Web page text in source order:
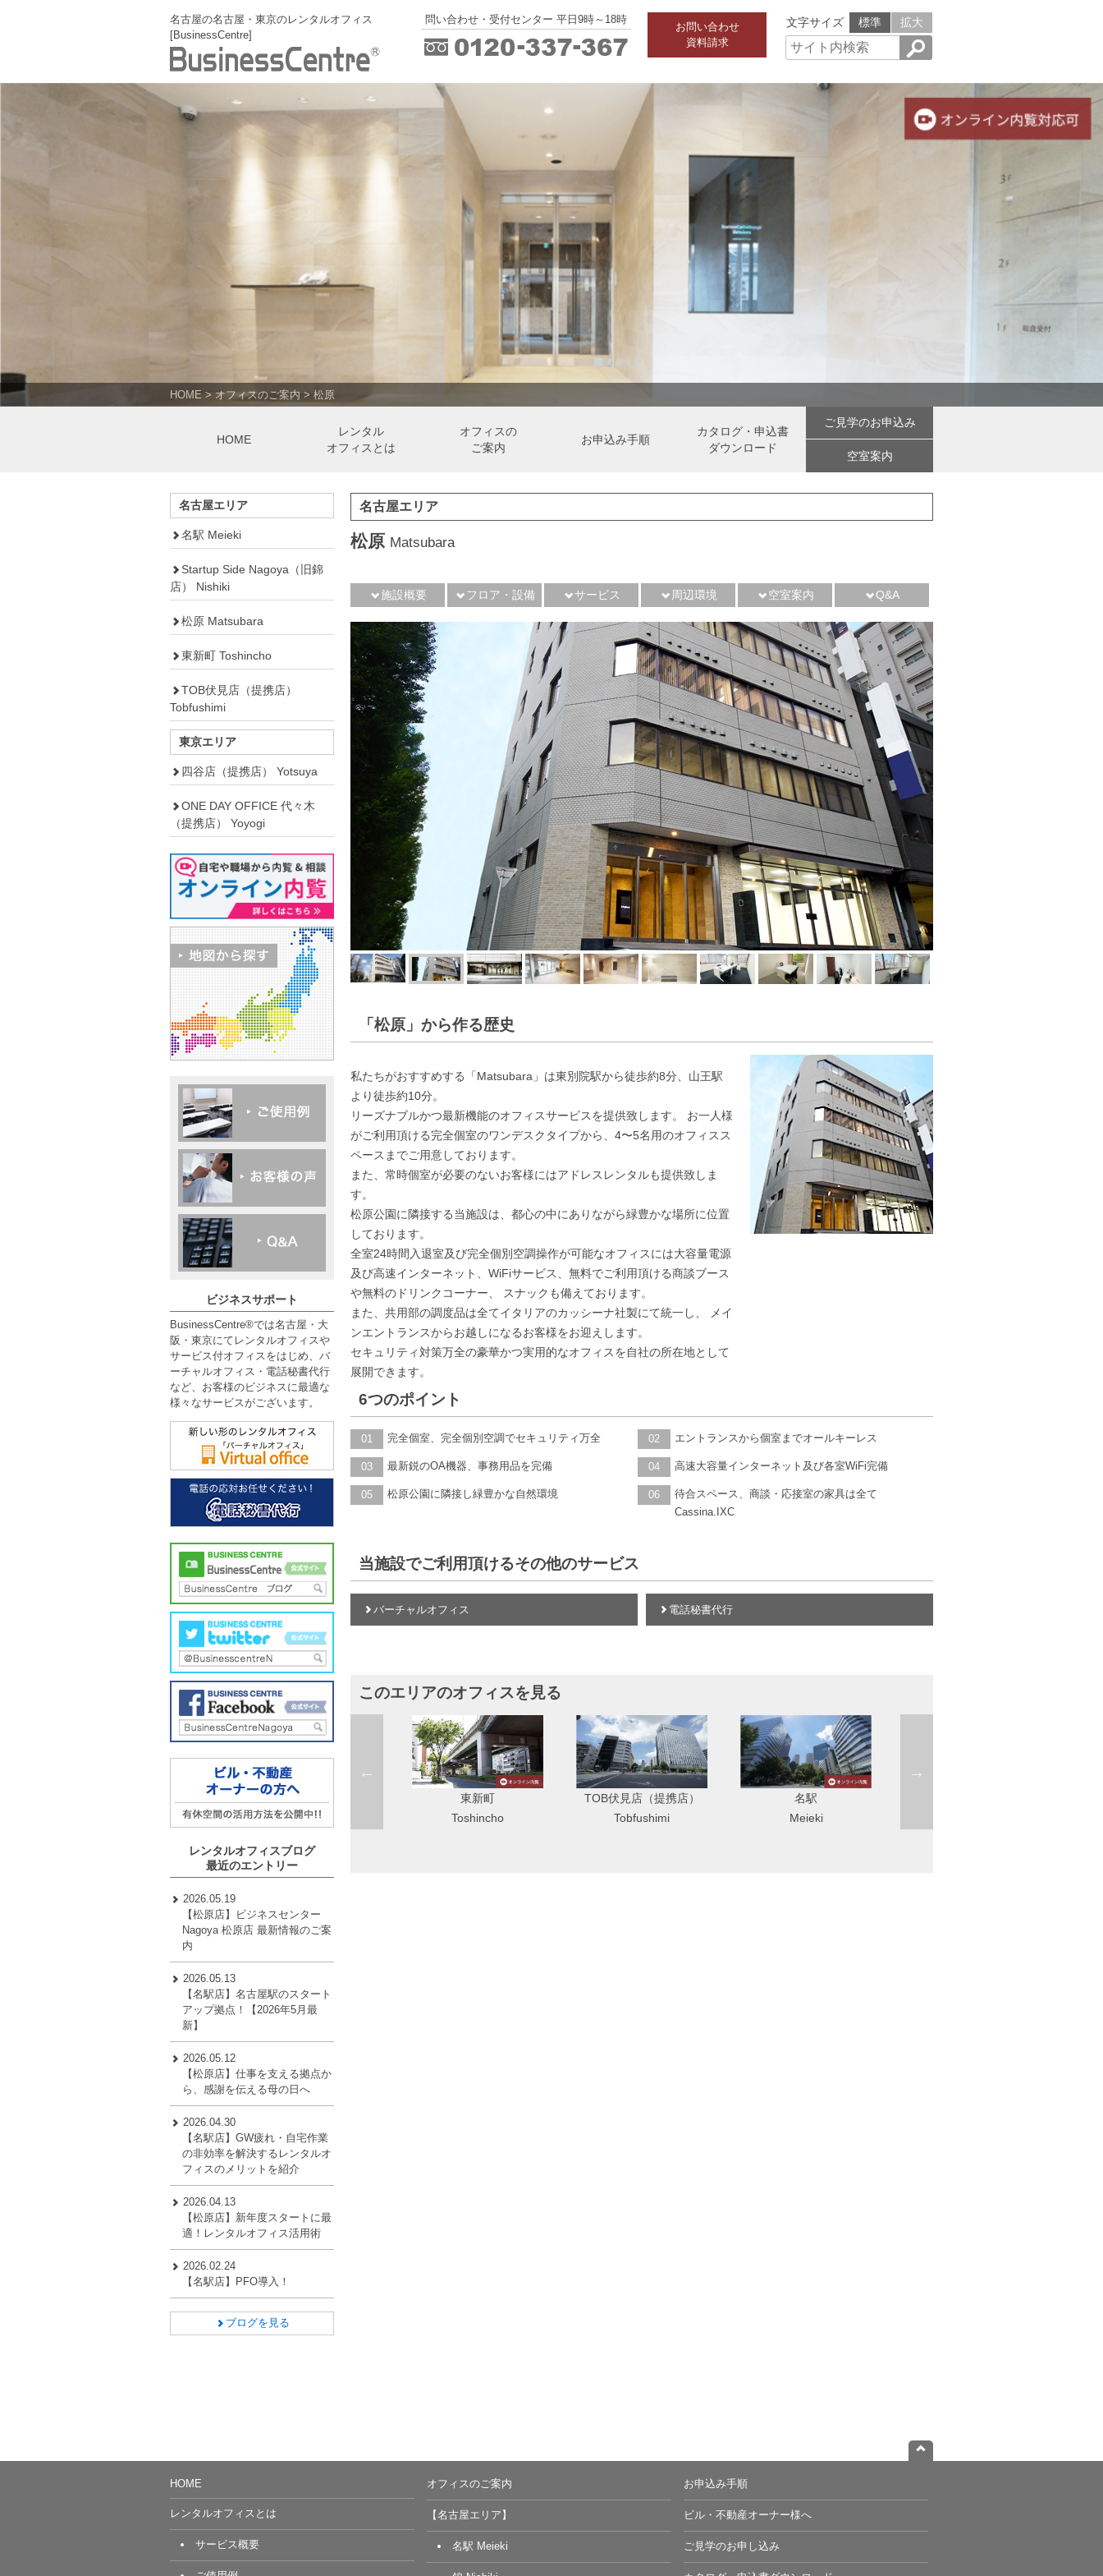
名古屋の名古屋・東京のレンタルオフィス
[BusinessCentre]
問い合わせ・受付センター 平日9時～18時
お問い合わせ
資料請求
文字サイズ 標準 拡大
HOME > オフィスのご案内 > 松原
HOME
レンタル
オフィスとは
オフィスの
ご案内
お申込み手順
カタログ・申込書
ダウンロード
ご見学のお申込み
空室案内
名古屋エリア
松原 Matsubara
施設概要 フロア・設備 サービス 周辺環境 空室案内 Q&A
「松原」から作る歴史
私たちがおすすめする「Matsubara」は東別院駅から徒歩約8分、山王駅
より徒歩約10分。
リーズナブルかつ最新機能のオフィスサービスを提供致します。 お一人様
がご利用頂ける完全個室のワンデスクタイプから、4〜5名用のオフィスス
ペースまでご用意しております。
また、常時個室が必要のないお客様にはアドレスレンタルも提供致しま
す。
松原公園に隣接する当施設は、都心の中にありながら緑豊かな場所に位置
しております。
全室24時間入退室及び完全個別空調操作が可能なオフィスには大容量電源
及び高速インターネット、WiFiサービス、無料でご利用頂ける商談ブース
や無料のドリンクコーナー、 スナックも備えております。
また、共用部の調度品は全てイタリアのカッシーナ社製にて統一し、 メイ
ンエントランスからお越しになるお客様をお迎えします。
セキュリティ対策万全の豪華かつ実用的なオフィスを自社の所在地として
展開できます。
6つのポイント
01 完全個室、完全個別空調でセキュリティ万全 02 エントランスから個室までオールキーレス
03 最新鋭のOA機器、事務用品を完備 04 高速大容量インターネット及び各室WiFi完備
05 松原公園に隣接し緑豊かな自然環境 06
待合スペース、商談・応接室の家具は全て
Cassina.IXC
当施設でご利用頂けるその他のサービス
バーチャルオフィス 電話秘書代行
このエリアのオフィスを見る
松原
Matsubara
TOB伏見店（提携店）
Tobfushimi
名駅
Startup Side Nagoya（旧錦
名古屋エリア
名駅 Meieki
Startup Side Nagoya（旧錦
店） Nishiki
松原 Matsubara
東新町 Toshincho
TOB伏見店（提携店）
Tobfushimi
東京エリア
四谷店（提携店） Yotsuya
ONE DAY OFFICE 代々木
（提携店） Yoyogi
ビジネスサポート
BusinessCentre®では名古屋・大
阪・東京にてレンタルオフィスや
サービス付オフィスをはじめ、バ
ーチャルオフィス・電話秘書代行
など、お客様のビジネスに最適な
様々なサービスがございます。
レンタルオフィスブログ
最近のエントリー
2026.05.19
【松原店】ビジネスセンター
Nagoya 松原店 最新情報のご案
内
2026.05.13
【名駅店】名古屋駅のスタート
アップ拠点！【2026年5月最
新】
2026.05.12
【松原店】仕事を支える拠点か
ら、感謝を伝える母の日へ
2026.04.30
【名駅店】GW疲れ・自宅作業
の非効率を解決するレンタルオ
フィスのメリットを紹介
2026.04.13
【松原店】新年度スタートに最
適！レンタルオフィス活用術
2026.02.24
【名駅店】PFO導入！
ブログを見る
HOME
レンタルオフィスとは
サービス概要
オフィスのご案内
【名古屋エリア】
名駅 Meieki
お申込み手順
ビル・不動産オーナー様へ
ご見学のお申し込み